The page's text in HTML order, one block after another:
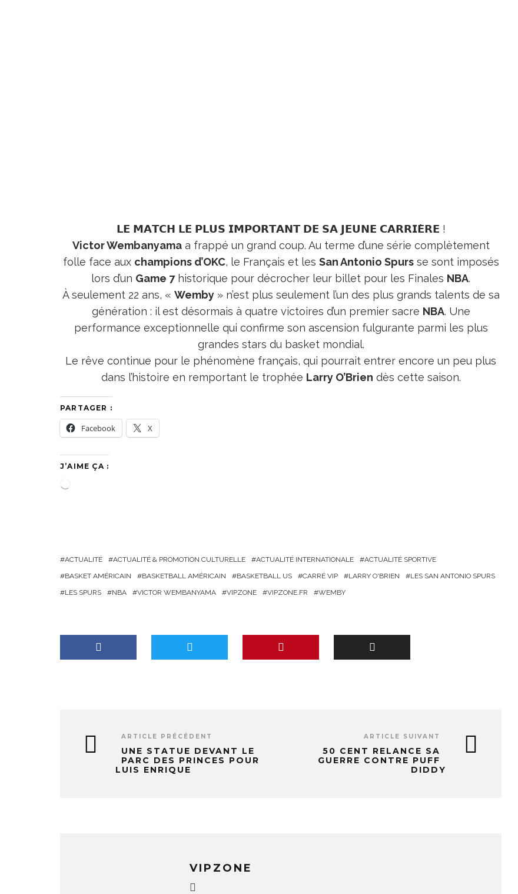
𝗟𝗘 𝗠𝗔𝗧𝗖𝗛 𝗟𝗘 𝗣𝗟𝗨𝗦 𝗜𝗠𝗣𝗢𝗥𝗧𝗔𝗡𝗧 𝗗𝗘 𝗦𝗔 𝗝𝗘𝗨𝗡𝗘 𝗖𝗔𝗥𝗥𝗜𝗘̀𝗥𝗘 !
Victor Wembanyamaa frappé un grand coup. Au terme d’une série complètement
folle face aux champions d’OKC, le Français et les San Antonio Spursse sont imposés
lors d’un Game 7historique pour décrocher leur billet pour les Finales NBA.
À seulement 22 ans, « Wemby» n’est plus seulement l’un des plus grands talents de sa
génération : il est désormais à quatre victoires d’un premier sacre NBA. Une
performance exceptionnelle qui confirme son ascension fulgurante parmi les plus
grandes stars du basket mondial.
Le rêve continue pour le phénomène français, qui pourrait entrer encore un peu plus
dans l’histoire en remportant le trophée Larry O’Brien dès cette saison.
PARTAGER :
Facebook X
J’AIME ÇA :
t
ACTUALITÉ ACTUALITÉ & PROMOTION CULTURELLE ACTUALITÉ INTERNATIONALE
ACTUALITÉ SPORTIVE
BASKET AMÉRICAIN
BASKETBALL AMÉRICAIN BASKETBALL US CARRÉ VIP LARRY O'BRIEN
LES SAN ANTONIO SPURS
LES SPURS
NBA VICTOR WEMBANYAMA VIPZONE VIPZONE.FR WEMBY
ARTICLE PRÉCÉDENT
UNE STATUE DEVANT LE
PARC DES PRINCES POUR
LUIS ENRIQUE
ARTICLE SUIVANT
50 CENT RELANCE SA
GUERRE CONTRE PUFF
DIDDY
VIPZONE